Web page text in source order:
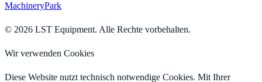
MachineryPark
© 2026 LST Equipment. Alle Rechte vorbehalten.
Wir verwenden Cookies
Diese Website nutzt technisch notwendige Cookies. Mit Ihrer